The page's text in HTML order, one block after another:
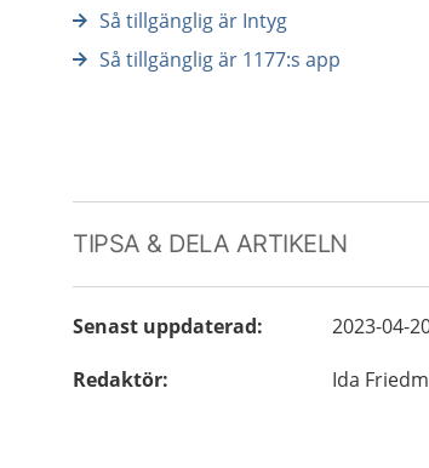
Så tillgänglig är Intyg
Så tillgänglig är 1177:s app
TIPSA & DELA ARTIKELN
Senast uppdaterad:
2023-04-
Redaktör: Ida